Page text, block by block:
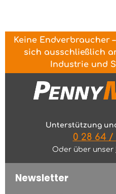
Keine Endverbraucher
sich ausschließlich
Industrie und
Unterstützung
0 28 64 /
Oder über unser
Newsletter